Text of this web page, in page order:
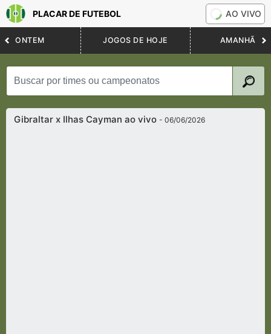
PLACAR DE FUTEBOL AO VIVO
ONTEM JOGOS DE HOJE AMANHÃ
Gibraltar x Ilhas Cayman ao vivo- 06/06/2026